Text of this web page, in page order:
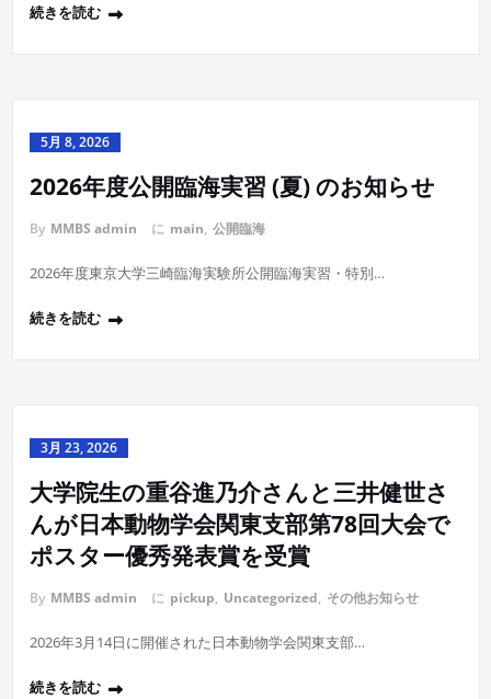
続きを読む
5月 8, 2026
2026年度公開臨海実習 (夏) のお知らせ
By MMBS admin に main, 公開臨海
2026年度東京大学三崎臨海実験所公開臨海実習・特別…
続きを読む
3月 23, 2026
大学院生の重谷進乃介さんと三井健世さ
んが日本動物学会関東支部第78回大会で
ポスター優秀発表賞を受賞
By MMBS admin に pickup, Uncategorized, その他お知らせ
2026年3月14日に開催された日本動物学会関東支部…
続きを読む